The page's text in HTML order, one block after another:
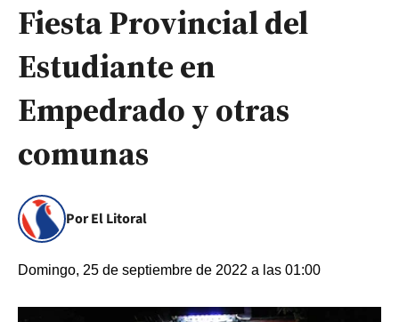
Fiesta Provincial del
Estudiante en
Empedrado y otras
comunas
Por El Litoral
Domingo, 25 de septiembre de 2022 a las 01:00